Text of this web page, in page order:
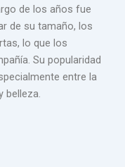
de los años fue
de su tamaño, los
lo que los
Su popularidad
entre la
belleza.